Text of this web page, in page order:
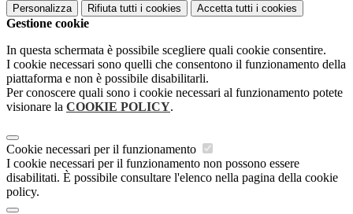
Personalizza Rifiuta tutti i cookies Accetta tutti i cookies
Gestione cookie
In questa schermata è possibile scegliere quali cookie consentire.
I cookie necessari sono quelli che consentono il funzionamento della
piattaforma e non è possibile disabilitarli.
Per conoscere quali sono i cookie necessari al funzionamento potete
visionare la COOKIE POLICY.
Cookie necessari per il funzionamento
I cookie necessari per il funzionamento non possono essere
disabilitati. È possibile consultare l'elenco nella pagina della cookie
policy.